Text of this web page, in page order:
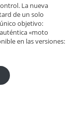
La nueva
de un solo
objetivo:
«moto
en las versiones: